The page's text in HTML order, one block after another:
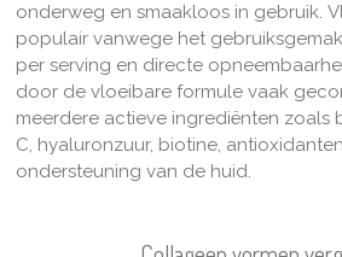
onderweg en smaakloos in gebruik.
populair vanwege het
per serving en directe
door de vloeibare formule vaak
meerdere actieve ingrediënten zoals
C, hyaluronzuur, biotine,
ondersteuning van de huid.